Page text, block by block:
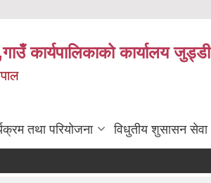
कार्यपालिकाको कार्यालय जुड्डी
तथा परियोजना विधुतीय शुसासन सेवा